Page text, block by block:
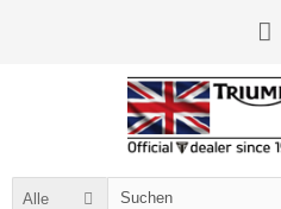
Alle